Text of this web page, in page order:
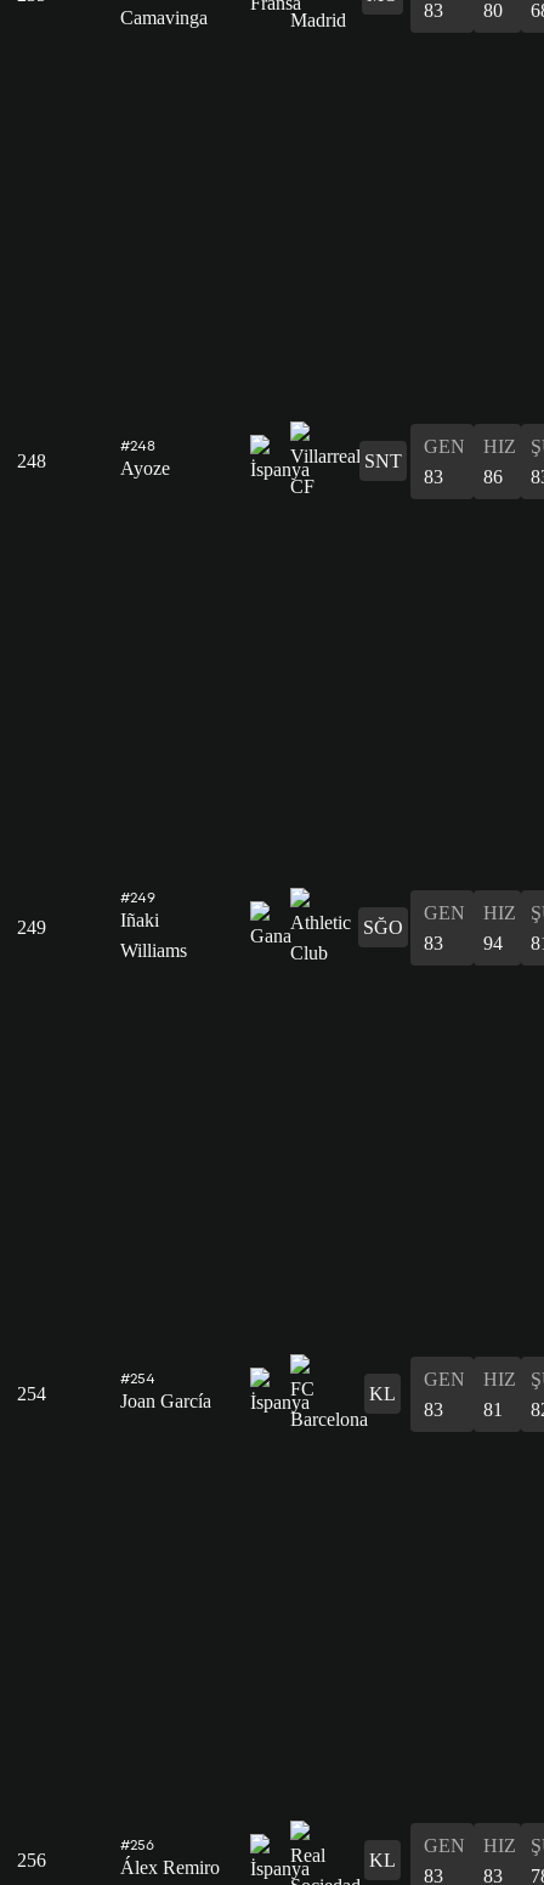
Camavinga
83
80
248
#248
Ayoze SNT
GEN
83
HIZ
86
249
#249
Iñaki
Williams
SĞO
GEN
83
HIZ
94
254
#254
Joan García KL
GEN
83
HIZ
81
256
#256
Álex Remiro KL
GEN
83
HIZ
83